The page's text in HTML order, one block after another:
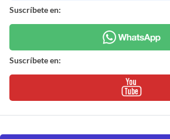
Suscríbete en:
Suscríbete en: